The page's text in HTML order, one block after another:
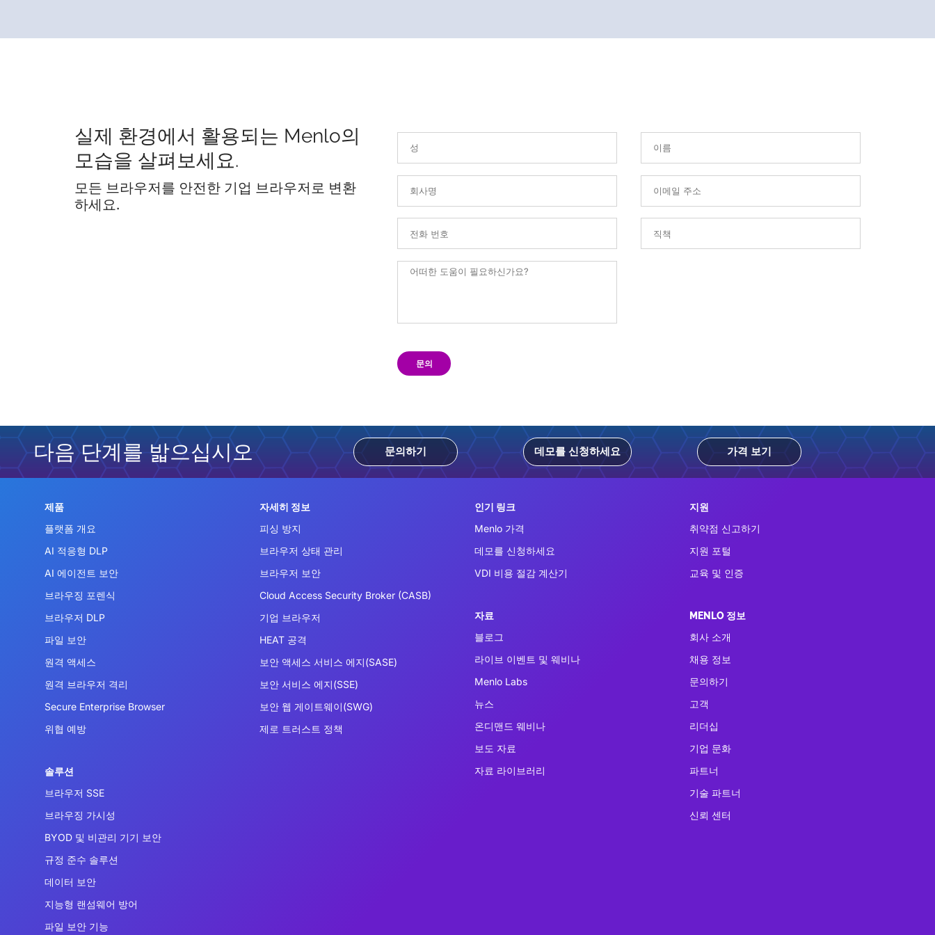
실제 환경에서 활용되는 Menlo의
모습을 살펴보세요.
모든 브라우저를 안전한 기업 브라우저로 변환
하세요.
문의
다음 단계를 밟으십시오 문의하기 데모를 신청하세요 가격 보기
제품
플랫폼 개요
AI 적응형 DLP
AI 에이전트 보안
브라우징 포렌식
브라우저 DLP
파일 보안
원격 액세스
원격 브라우저 격리
Secure Enterprise Browser
위협 예방
솔루션
브라우저 SSE
브라우징 가시성
BYOD 및 비관리 기기 보안
규정 준수 솔루션
데이터 보안
지능형 랜섬웨어 방어
파일 보안 기능
자세히 정보
피싱 방지
브라우저 상태 관리
브라우저 보안
Cloud Access Security Broker (CASB)
기업 브라우저
HEAT 공격
보안 액세스 서비스 에지(SASE)
보안 서비스 에지(SSE)
보안 웹 게이트웨이(SWG)
제로 트러스트 정책
인기 링크
Menlo 가격
데모를 신청하세요
VDI 비용 절감 계산기
자료
블로그
라이브 이벤트 및 웨비나
Menlo Labs
뉴스
온디맨드 웨비나
보도 자료
자료 라이브러리
지원
취약점 신고하기
지원 포털
교육 및 인증
MENLO 정보
회사 소개
채용 정보
문의하기
고객
리더십
기업 문화
파트너
기술 파트너
신뢰 센터